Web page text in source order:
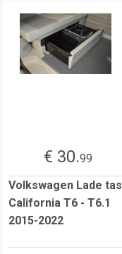
€ 30.99
Volkswagen Lade tas
California T6 - T6.1
2015-2022